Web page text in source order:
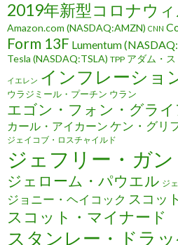
2019年新型コロナウ
Amazon.com (NASDAQ:AMZN) CNN
Form 13F Lumentum
Tesla (NASDAQ:TSLA) TPP アダム・ス
イエレン インフレーショ
ウラジミール・プーチン ウラン
エゴン・フォン・グライ
カール・アイカーン ケン・グリ
ジェイコブ・ロスチャイルド
ジェフリー・ガ
ジェローム・パウエル ジ
ジョニー・ヘイコック スコッ
スコット・マイナード
スタンレー・ドラ